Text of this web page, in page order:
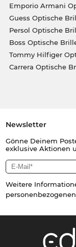
Emporio Armani
Guess Optische
Persol Optische
Boss Optische
Tommy Hilfiger
Carrera Optische
Newsletter
Gönne Deinem
exklusive Aktionen
Weitere